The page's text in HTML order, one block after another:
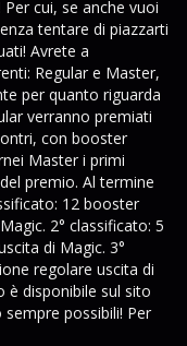
cui, se anche vuoi
tentare di piazzarti
Avrete a
Regular e Master,
per quanto riguarda
verranno premiati
con booster
Master i primi
premio. Al termine
12 booster
2° classificato: 5
di Magic. 3°
regolare uscita di
è disponibile sul sito
possibili! Per